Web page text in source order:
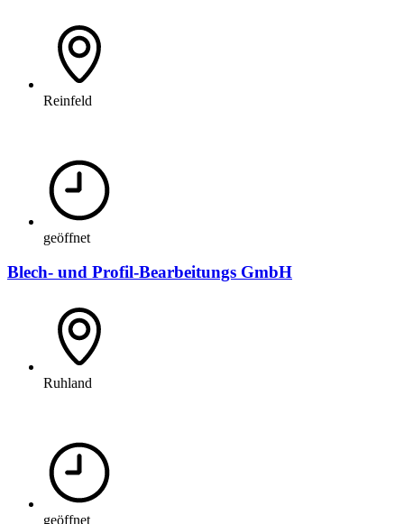
Reinfeld
geöffnet
Blech- und Profil-Bearbeitungs GmbH
Ruhland
geöffnet